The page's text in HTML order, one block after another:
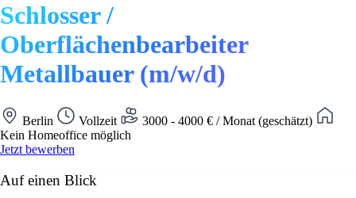
Schlosser /
Oberflächenbearbeiter
Metallbauer (m/w/d)
Berlin Vollzeit
3000 - 4000 € / Monat (geschätzt)
Kein Homeoffice möglich
Jetzt bewerben
Auf einen Blick